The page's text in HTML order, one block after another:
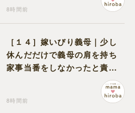
8時間前
［１４］嫁いびり義母｜少し
休んだだけで義母の肩を持ち
家事当番をしなかったと責め
8時間前